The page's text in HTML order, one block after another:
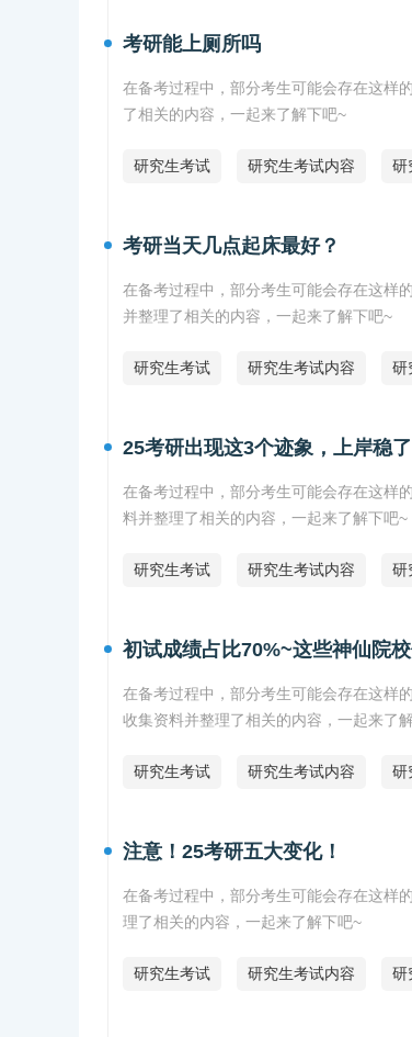
考研能上厕所吗
在备考过程中，部分考生可能会存在这样
了相关的内容，一起来了解下吧~
研究生考试 研究生考试内容 研
考研当天几点起床最好？
在备考过程中，部分考生可能会存在这样
并整理了相关的内容，一起来了解下吧~
研究生考试 研究生考试内容 研
25考研出现这3个迹象，上岸稳了
在备考过程中，部分考生可能会存在这样
料并整理了相关的内容，一起来了解下吧~
研究生考试 研究生考试内容 研
初试成绩占比70%~这些神仙院
在备考过程中，部分考生可能会存在这样
收集资料并整理了相关的内容，一起来了
研究生考试 研究生考试内容 研
注意！25考研五大变化！
在备考过程中，部分考生可能会存在这样
理了相关的内容，一起来了解下吧~
研究生考试 研究生考试内容 研